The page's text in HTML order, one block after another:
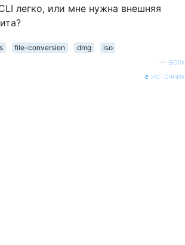
легко, или мне нужна внешняя
file-conversion dmg
iso
волк
источник